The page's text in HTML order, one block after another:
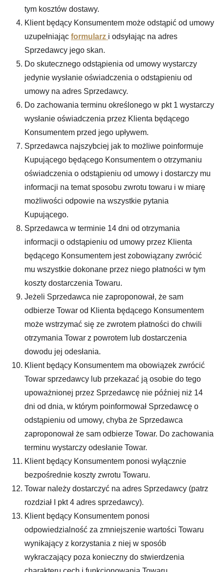
tym kosztów dostawy.
Klient będący Konsumentem może odstąpić od umowy
uzupełniając formularz i odsyłając na adres
Sprzedawcy jego skan.
Do skutecznego odstąpienia od umowy wystarczy
jedynie wysłanie oświadczenia o odstąpieniu od
umowy na adres Sprzedawcy.
Do zachowania terminu określonego w pkt 1 wystarczy
wysłanie oświadczenia przez Klienta będącego
Konsumentem przed jego upływem.
Sprzedawca najszybciej jak to możliwe poinformuje
Kupującego będącego Konsumentem o otrzymaniu
oświadczenia o odstąpieniu od umowy i dostarczy mu
informacji na temat sposobu zwrotu towaru i w miarę
możliwości odpowie na wszystkie pytania
Kupującego.
Sprzedawca w terminie 14 dni od otrzymania
informacji o odstąpieniu od umowy przez Klienta
będącego Konsumentem jest zobowiązany zwrócić
mu wszystkie dokonane przez niego płatności w tym
koszty dostarczenia Towaru.
Jeżeli Sprzedawca nie zaproponował, że sam
odbierze Towar od Klienta będącego Konsumentem
może wstrzymać się ze zwrotem płatności do chwili
otrzymania Towar z powrotem lub dostarczenia
dowodu jej odesłania.
Klient będący Konsumentem ma obowiązek zwrócić
Towar sprzedawcy lub przekazać ją osobie do tego
upoważnionej przez Sprzedawcę nie później niż 14
dni od dnia, w którym poinformował Sprzedawcę o
odstąpieniu od umowy, chyba że Sprzedawca
zaproponował że sam odbierze Towar. Do zachowania
terminu wystarczy odesłanie Towar.
Klient będący Konsumentem ponosi wyłącznie
bezpośrednie koszty zwrotu Towaru.
Towar należy dostarczyć na adres Sprzedawcy (patrz
rozdział I pkt 4 adres sprzedawcy).
Klient będący Konsumentem ponosi
odpowiedzialność za zmniejszenie wartości Towaru
wynikający z korzystania z niej w sposób
wykraczający poza konieczny do stwierdzenia